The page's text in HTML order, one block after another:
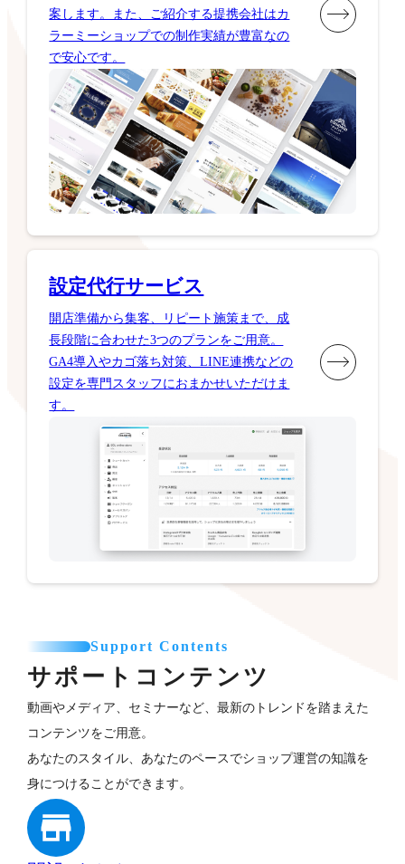
案します。また、ご紹介する提携会社はカ
ラーミーショップでの制作実績が豊富なの
で安心です。
設定代行サービス
開店準備から集客、リピート施策まで、成
長段階に合わせた3つのプランをご用意。
GA4導入やカゴ落ち対策、LINE連携などの
設定を専門スタッフにおまかせいただけま
す。
Support Contents
サポートコンテンツ
動画やメディア、セミナーなど、最新のトレンドを踏まえた
コンテンツをご用意。
あなたのスタイル、あなたのペースでショップ運営の知識を
身につけることができます。